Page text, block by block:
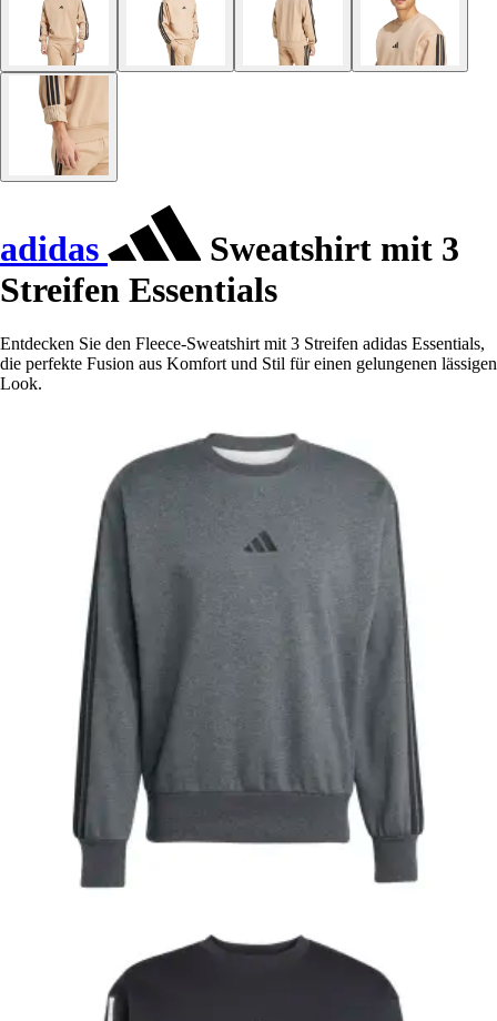
adidas
Sweatshirt mit 3
Streifen Essentials
Entdecken Sie den Fleece-Sweatshirt mit 3 Streifen adidas Essentials,
die perfekte Fusion aus Komfort und Stil für einen gelungenen lässigen
Look.